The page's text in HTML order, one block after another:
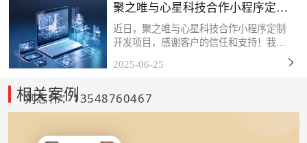
刘志伟：13548760467
服务企业。自成立以来...
聚之唯与心星科技合作小程序定制
开发项目
近日，聚之唯与心星科技合作小程序定制
开发项目，感谢客户的信任和支持！我们
价值」的理念，深度挖掘客户需求，打磨
户带来更流畅、更智能...
2025-06-25
相关案例